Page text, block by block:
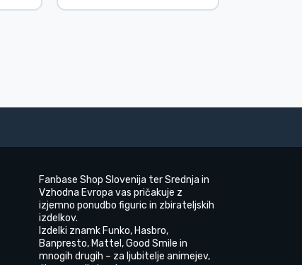
Fanbase Shop Slovenija ter Srednja in
Vzhodna Evropa vas pričakuje z
izjemno ponudbo figuric in zbirateljskih
izdelkov.
Izdelki znamk Funko, Hasbro,
Banpresto, Mattel, Good Smile in
mnogih drugih – za ljubitelje animejev,